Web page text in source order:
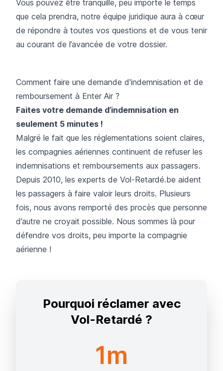
Vous pouvez être tranquille, peu importe le temps
que cela prendra, notre équipe juridique aura à cœur
de répondre à toutes vos questions et de vous tenir
au courant de l’avancée de votre dossier.
Comment faire une demande d'indemnisation et de
remboursement à Enter Air ?
Faites votre demande d’indemnisation en
seulement 5 minutes !
Malgré le fait que les réglementations soient claires,
les compagnies aériennes continuent de refuser les
indemnisations et remboursements aux passagers.
Depuis 2010, les experts de Vol-Retardé.be aident
les passagers à faire valoir leurs droits. Plusieurs
fois, nous avons remporté des procès que personne
d’autre ne croyait possible. Nous sommes là pour
défendre vos droits, peu importe la compagnie
aérienne !
Pourquoi réclamer avec
Vol-Retardé ?
1m